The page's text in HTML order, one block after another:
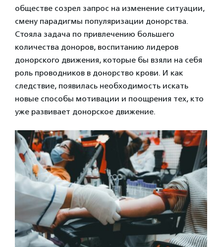
обществе созрел запрос на изменение ситуации,
смену парадигмы популяризации донорства.
Стояла задача по привлечению большего
количества доноров, воспитанию лидеров
донорского движения, которые бы взяли на себя
роль проводников в донорство крови. И как
следствие, появилась необходимость искать
новые способы мотивации и поощрения тех, кто
уже развивает донорское движение.